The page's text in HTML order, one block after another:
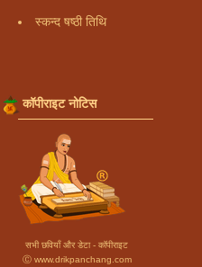
स्कन्द षष्ठी तिथि
कॉपीराइट नोटिस
सभी छवियाँ और डेटा - कॉपीराइट
Ⓒ www.drikpanchang.com